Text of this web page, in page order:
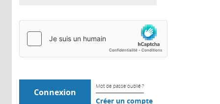
Mot de passe oublié ?
Créer un compte